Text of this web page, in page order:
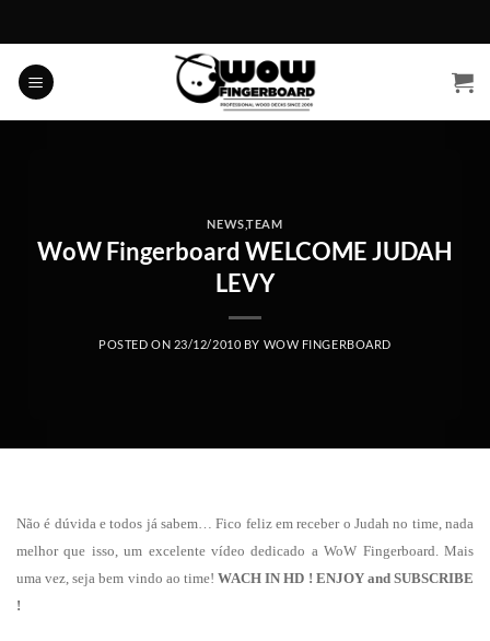
to
content
NEWS,TEAM
WoW Fingerboard WELCOME JUDAH
LEVY
POSTED ON 23/12/2010 BY WOW FINGERBOARD
Não é dúvida e todos já sabem… Fico feliz em receber o Judah no time, nada
melhor que isso, um excelente vídeo dedicado a WoW Fingerboard. Mais
uma vez, seja bem vindo ao time!WACH IN HD ! ENJOY and SUBSCRIBE
!